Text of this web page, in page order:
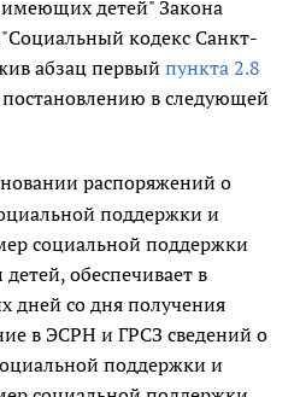
детей" Закона
кодекс Санкт-
абзац первый пункта 2.8
в следующей
распоряжений о
поддержки и
социальной поддержки
обеспечивает в
дней со дня получения
в ЭСРН и ГРСЗ сведений о
поддержки и